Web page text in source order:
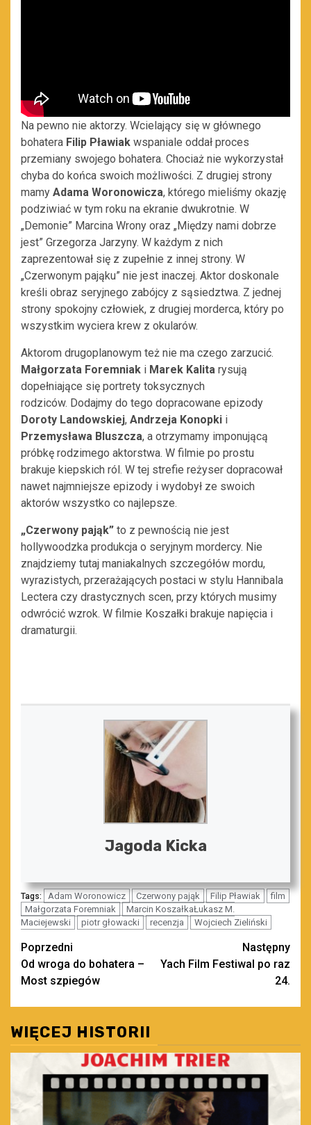
Na pewno nie aktorzy. Wcielający się w głównego
bohatera Filip Pławiak wspaniale oddał proces
przemiany swojego bohatera. Chociaż nie wykorzystał
chyba do końca swoich możliwości. Z drugiej strony
mamy Adama Woronowicza, którego mieliśmy okazję
podziwiać w tym roku na ekranie dwukrotnie. W
„Demonie” Marcina Wrony oraz „Między nami dobrze
jest” Grzegorza Jarzyny. W każdym z nich
zaprezentował się z zupełnie z innej strony. W
„Czerwonym pająku” nie jest inaczej. Aktor doskonale
kreśli obraz seryjnego zabójcy z sąsiedztwa. Z jednej
strony spokojny człowiek, z drugiej morderca, który po
wszystkim wyciera krew z okularów.
Aktorom drugoplanowym też nie ma czego zarzucić.
Małgorzata Foremniak i Marek Kalita rysują
dopełniające się portrety toksycznych
rodziców. Dodajmy do tego dopracowane epizody
Doroty Landowskiej, Andrzeja Konopki i
Przemysława Bluszcza, a otrzymamy imponującą
próbkę rodzimego aktorstwa. W filmie po prostu
brakuje kiepskich ról. W tej strefie reżyser dopracował
nawet najmniejsze epizody i wydobył ze swoich
aktorów wszystko co najlepsze.
„Czerwony pająk” to z pewnością nie jest
hollywoodzka produkcja o seryjnym mordercy. Nie
znajdziemy tutaj maniakalnych szczegółów mordu,
wyrazistych, przerażających postaci w stylu Hannibala
Lectera czy drastycznych scen, przy których musimy
odwrócić wzrok. W filmie Koszałki brakuje napięcia i
dramaturgii.
Jagoda Kicka
Tags: Adam Woronowicz Czerwony pająk Filip Pławiak
film
Małgorzata Foremniak
Marcin KoszałkaŁukasz M.
Maciejewski
piotr głowacki recenzja Wojciech Zieliński
Zobacz
wpisy
Poprzedni
Od wroga do bohatera –
Most szpiegów
Następny
Yach Film Festiwal po raz
24.
WIĘCEJ HISTORII